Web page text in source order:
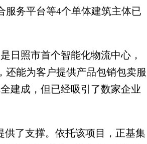
服务平台等4个单体建筑主体已
照市首个智能化物流中心，
还能为客户提供产品包销包卖服
建成，但已经吸引了数家企业
了支撑。依托该项目，正基集